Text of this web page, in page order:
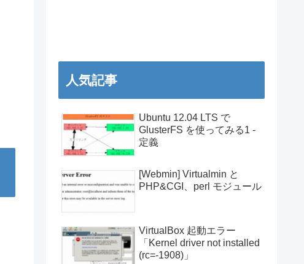
人気記事
Ubuntu 12.04 LTS で
GlusterFS を使ってみる1 -
定義
[Webmin] Virtualmin と
PHP&CGI、perl モジュール
VirtualBox 起動エラー
「Kernel driver not installed
(rc=-1908)」